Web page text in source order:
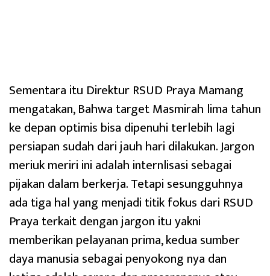
Sementara itu Direktur RSUD Praya Mamang
mengatakan, Bahwa target Masmirah lima tahun
ke depan optimis bisa dipenuhi terlebih lagi
persiapan sudah dari jauh hari dilakukan. Jargon
meriuk meriri ini adalah internlisasi sebagai
pijakan dalam berkerja. Tetapi sesungguhnya
ada tiga hal yang menjadi titik fokus dari RSUD
Praya terkait dengan jargon itu yakni
memberikan pelayanan prima, kedua sumber
daya manusia sebagai penyokong nya dan